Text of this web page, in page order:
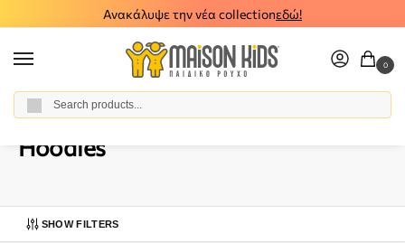
Ανακάλυψε την νέα collectionεδώ!
0
Home / Baby Girl /
Hoodies
SHOW FILTERS